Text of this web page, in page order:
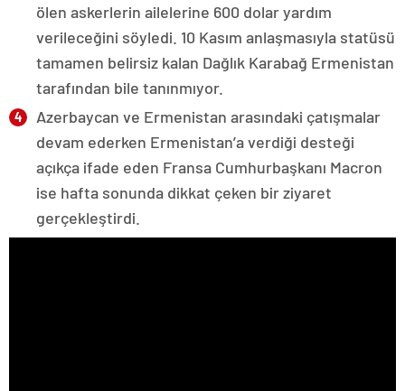
ölen askerlerin ailelerine 600 dolar yardım
verileceğini söyledi. 10 Kasım anlaşmasıyla statüsü
tamamen belirsiz kalan Dağlık Karabağ Ermenistan
tarafından bile tanınmıyor.
Azerbaycan ve Ermenistan arasındaki çatışmalar
devam ederken Ermenistan’a verdiği desteği
açıkça ifade eden Fransa Cumhurbaşkanı Macron
ise hafta sonunda dikkat çeken bir ziyaret
gerçekleştirdi.